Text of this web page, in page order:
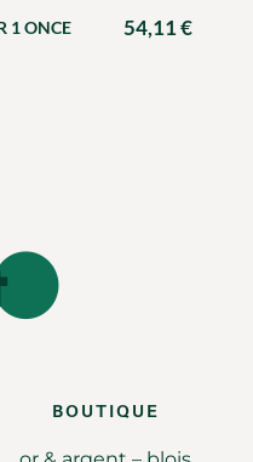
1 ONCE
54,11€
BOUTIQUE